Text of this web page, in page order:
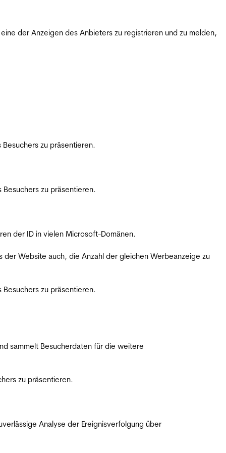
der Anzeigen des Anbieters zu registrieren und zu melden,
zu präsentieren.
zu präsentieren.
der ID in vielen Microsoft-Domänen.
Website auch, die Anzahl der gleichen Werbeanzeige zu
zu präsentieren.
sammelt Besucherdaten für die weitere
zu präsentieren.
Analyse der Ereignisverfolgung über